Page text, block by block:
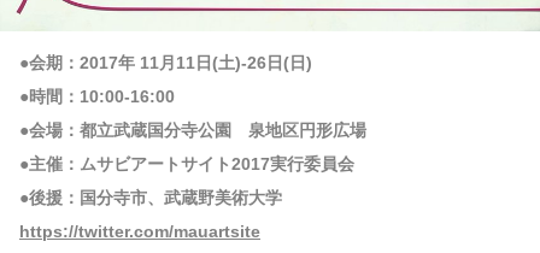
●会期：2017年 11月11日(土)-26日(日)
●時間：10:00-16:00
●会場：都立武蔵国分寺公園 泉地区円形広場
●主催：ムサビアートサイト2017実行委員会
●後援：国分寺市、武蔵野美術大学
https://twitter.com/mauartsite